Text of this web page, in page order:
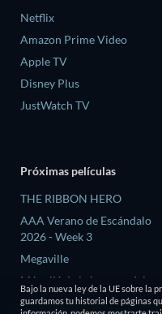
Netflix
Amazon Prime Video
Apple TV
Disney Plus
JustWatch TV
Próximas películas
THE RIBBON HERO
AAA Verano de Escándalo
2026 - Week 3
Megaville
Más allá de la barrera del
tiempo
Bajo la nueva ley de la UE sobre la
guardamos tu historial de páginas